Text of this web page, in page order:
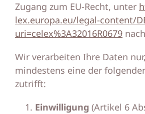
Zugang zum EU-Recht, unter
lex.europa.eu/legal-content/
uri=celex%3A32016R0679
Wir verarbeiten Ihre Daten
mindestens eine der
zutrifft:
Einwilligung (Artikel 6